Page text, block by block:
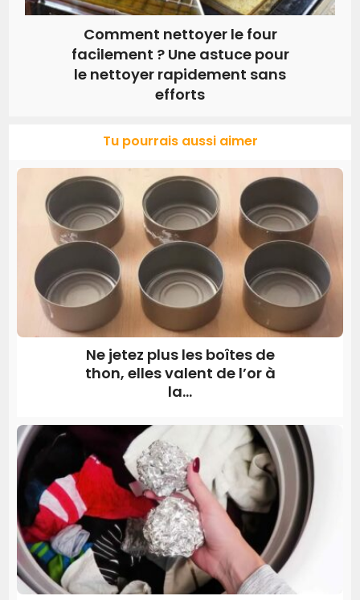
Comment nettoyer le four
facilement ? Une astuce pour
le nettoyer rapidement sans
efforts
Tu pourrais aussi aimer
Ne jetez plus les boîtes de
thon, elles valent de l’or à
la...